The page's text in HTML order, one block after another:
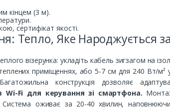
кінцем (3 м).
сертифікат якості.
Тепло, Яке Народжується
візерунка: укладіть кабель зигзагом на
приміщеннях, або 5-7 см для 240 Вт/м²
конструкція дозволяє
Fi для керування зі смартфона.
Система оживає за 20-40 хвилин,